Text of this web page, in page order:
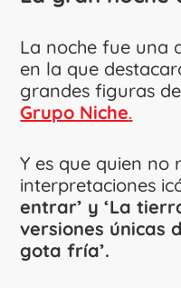
La noche fue una
en la que
grandes figuras
Grupo Niche.
Y es que quien no
interpretaciones
entrar’ y ‘La
versiones únicas
gota fría’.